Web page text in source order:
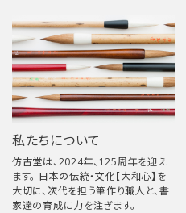
私たちについて
仿古堂は、2024年、125周年を迎え
ます。 日本の伝統・文化【大和心】を
大切に、次代を担う筆作り職人と、書
家達の育成に力を注ぎます。